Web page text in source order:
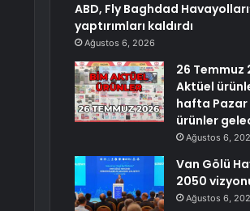
ABD, Fly Baghdad
yaptırımları kaldırdı
Ağustos 6, 2026
26 Temmuz
Aktüel
hafta Pazar
ürünler
Ağustos 6,
Van Gölü
2050
Ağustos 6,